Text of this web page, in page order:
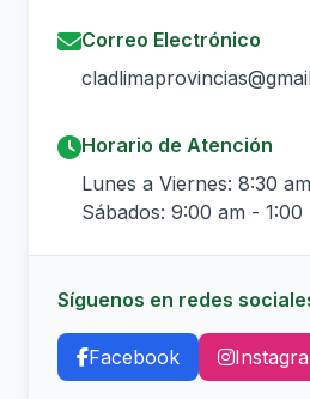
Correo Electrónico
Horario de Atención
Lunes a Viernes: 8:30
Sábados: 9:00 am - 1:00
Síguenos en redes
Facebook